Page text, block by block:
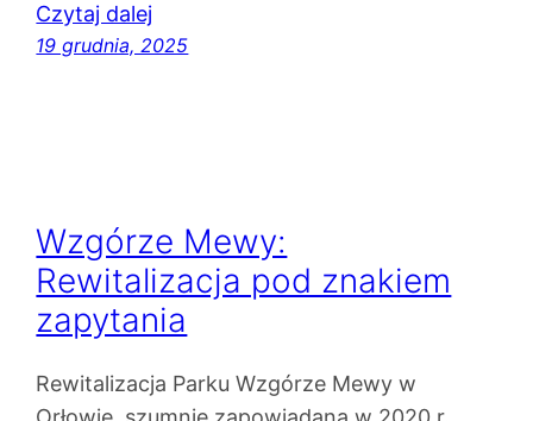
Czytaj dalej
19 grudnia, 2025
Wzgórze Mewy:
Rewitalizacja pod znakiem
zapytania
Rewitalizacja Parku Wzgórze Mewy w